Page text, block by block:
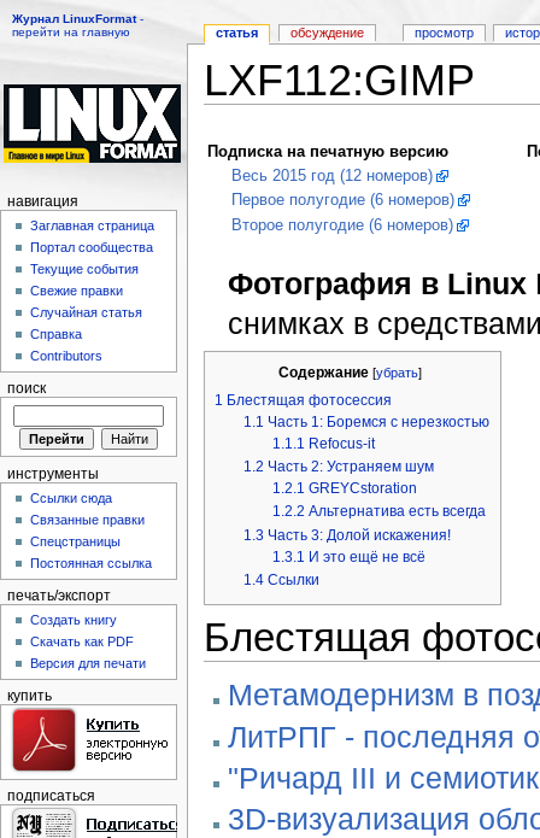
Журнал LinuxFormat-
перейти на главную
LXF112:GIMP
Подписка на печатную версию
Весь 2015 год (12 номеров)
Первое полугодие (6 номеров)
Второе полугодие (6 номеров)
Фотография в Linux
снимках в
Содержание [убрать]
1 Блестящая фотосессия
1.1 Часть 1: Боремся с нерезкостью
1.1.1 Refocus-it
1.2 Часть 2: Устраняем шум
1.2.1 GREYCstoration
1.2.2 Альтернатива есть всегда
1.3 Часть 3: Долой искажения!
1.3.1 И это ещё не всё
1.4 Ссылки
Блестящая
Метамодернизм в
ЛитРПГ - последняя
"Ричард III и
3D-визуализация
статья обсуждение просмотр
навигация
Заглавная страница
Портал сообщества
Текущие события
Свежие правки
Случайная статья
Справка
Contributors
поиск
инструменты
Ссылки сюда
Связанные правки
Спецстраницы
Постоянная ссылка
печать/экспорт
Создать книгу
Скачать как PDF
Версия для печати
купить
подписаться